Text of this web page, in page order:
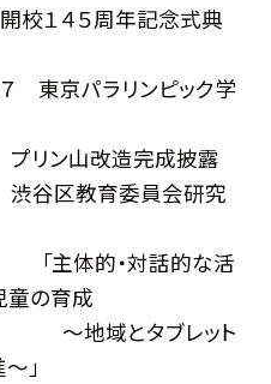
４５周年記念式典
パラリンピック学
山改造完成披露
教育委員会研究
話的な活
童の育成
ブレット
」